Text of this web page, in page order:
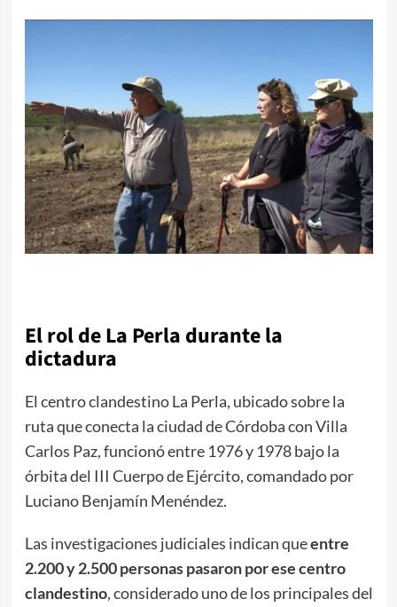
El rol de La Perla durante la
dictadura
El centro clandestino La Perla, ubicado sobre la
ruta que conecta la ciudad de Córdoba con Villa
Carlos Paz, funcionó entre 1976 y 1978 bajo la
órbita del III Cuerpo de Ejército, comandado por
Luciano Benjamín Menéndez.
Las investigaciones judiciales indican queentre
2.200 y 2.500 personas pasaron por ese centro
clandestino, considerado uno de los principales del